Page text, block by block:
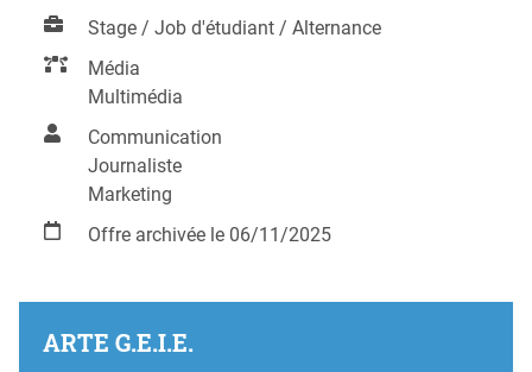
Stage / Job d'étudiant / Alternance
Média
Multimédia
Communication
Journaliste
Marketing
Offre archivée le 06/11/2025
ARTE G.E.I.E.